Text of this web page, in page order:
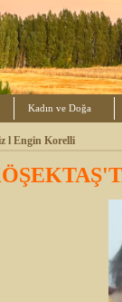
Kadın ve Doğa
l Engin Korelli